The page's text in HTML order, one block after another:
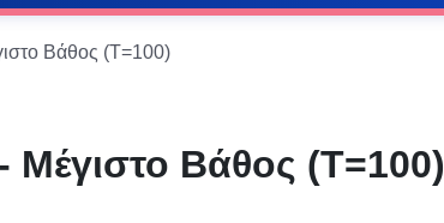
Βάθος (T=100)
Μέγιστο Βάθος (T=100)